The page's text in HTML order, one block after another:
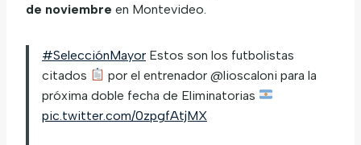
de noviembre en Montevideo.
#SelecciónMayor Estos son los futbolistas
citados
por el entrenador @lioscaloni para la
próxima doble fecha de Eliminatorias
pic.twitter.com/0zpgfAtjMX